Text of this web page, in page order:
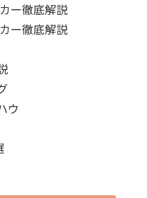
ー徹底解説
ー徹底解説
ウ